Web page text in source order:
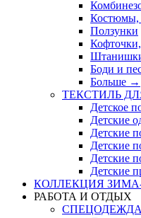
Костюмы,
Ползунки
Боди и
Больше →
ТЕКСТИЛЬ
Детское
Детские
Детские
Детские
Детские
Детские
КОЛЛЕКЦИЯ ЗИМА-
РАБОТА И ОТДЫХ
СПЕЦОДЕЖДА